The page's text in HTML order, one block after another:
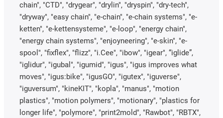
chain", "CTD", "drygear", "drylin", "dryspin", "dry-tech",
"dryway", "easy chain", "e-chain", "e-chain systems", "e-
ketten", "e-kettensysteme", "e-loop", "energy chain",
"energy chain systems", "enjoyneering", "e-skin", "e-
spool", "fixflex", "flizz", "i.Cee", "ibow", "igear", “iglide”,
"iglidur", "igubal", "igumid", "igus", "igus improves what
moves", "igus:bike", "igusGO", "igutex", "iguverse",
"iguversum", "kineKIT", "kopla", "manus", "motion
plastics", "motion polymers", "motionary", "plastics for
longer life", "polymore", "print2mold", "Rawbot", "RBTX",